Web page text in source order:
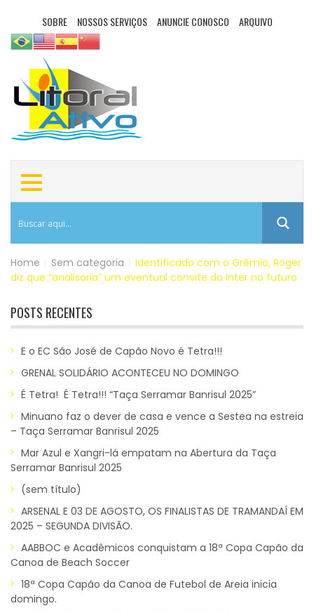
SOBRE NOSSOS SERVIÇOS ANUNCIE CONOSCO ARQUIVO
Home Sem categoria
Identificado com o Grêmio, Roger
diz que “analisaria” um eventual convite do Inter no futuro
POSTS RECENTES
E o EC São José de Capão Novo é Tetra!!!
GRENAL SOLIDÁRIO ACONTECEU NO DOMINGO
É Tetra! É Tetra!!! “Taça Serramar Banrisul 2025”
Minuano faz o dever de casa e vence a Sestea na estreia
– Taça Serramar Banrisul 2025
Mar Azul e Xangri-lá empatam na Abertura da Taça
Serramar Banrisul 2025
(sem título)
ARSENAL E 03 DE AGOSTO, OS FINALISTAS DE TRAMANDAÍ EM
2025 – SEGUNDA DIVISÃO.
AABBOC e Acadêmicos conquistam a 18ª Copa Capão da
Canoa de Beach Soccer
18ª Copa Capão da Canoa de Futebol de Areia inicia
domingo.